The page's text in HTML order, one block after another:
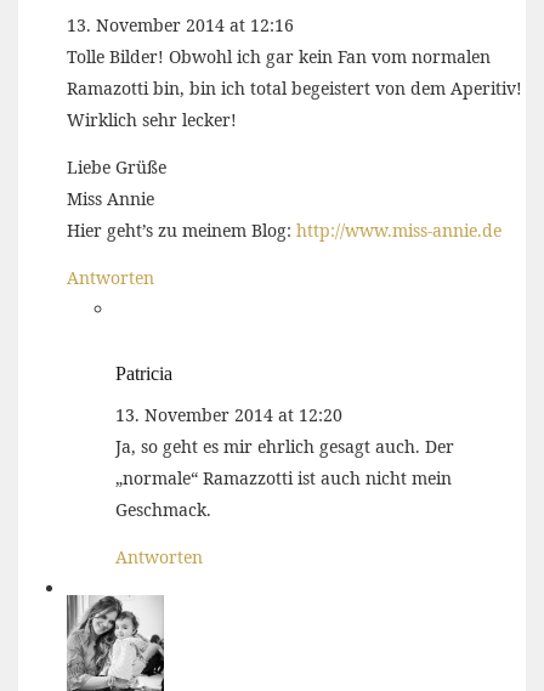
13. November 2014 at 12:16
Tolle Bilder! Obwohl ich gar kein Fan vom normalen
Ramazotti bin, bin ich total begeistert von dem Aperitiv!
Wirklich sehr lecker!
Liebe Grüße
Miss Annie
Hier geht’s zu meinem Blog: http://www.miss-annie.de
Antworten
Patricia
13. November 2014 at 12:20
Ja, so geht es mir ehrlich gesagt auch. Der
„normale“ Ramazzotti ist auch nicht mein
Geschmack.
Antworten